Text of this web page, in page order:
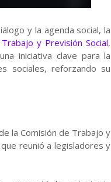
y la agenda social, la
y Previsión Social,
iniciativa clave para la
sociales, reforzando su
la Comisión de Trabajo y
reunió a legisladores y